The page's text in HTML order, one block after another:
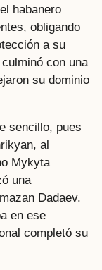
habanero
obligando
a su
con una
su dominio
sencillo, pues
al
Mykyta
una
Dadaev.
en ese
completó su